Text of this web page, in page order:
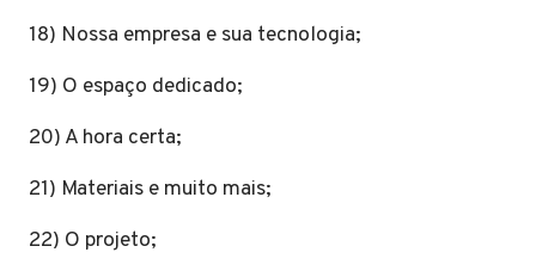
18) Nossa empresa e sua tecnologia;
19) O espaço dedicado;
20) A hora certa;
21) Materiais e muito mais;
22) O projeto;